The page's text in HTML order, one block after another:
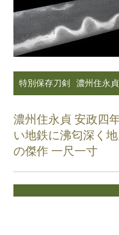
特別保存刀剣 濃州住永
濃州住永貞 安政四
い地鉄に沸匂深く
の傑作 一尺一寸